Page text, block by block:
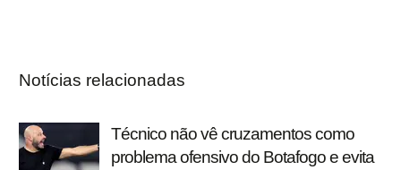
Notícias relacionadas
Técnico não vê cruzamentos como
problema ofensivo do Botafogo e evita